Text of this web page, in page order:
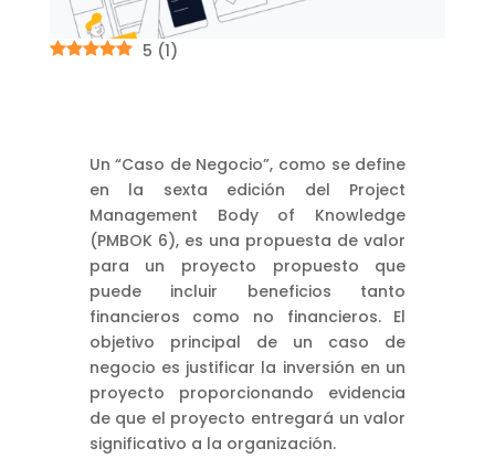
5 (1)
Un “Caso de Negocio”, como se define
en la sexta edición del Project
Management Body of Knowledge
(PMBOK 6), es una propuesta de valor
para un proyecto propuesto que
puede incluir beneficios tanto
financieros como no financieros. El
objetivo principal de un caso de
negocio es justificar la inversión en un
proyecto proporcionando evidencia
de que el proyecto entregará un valor
significativo a la organización.